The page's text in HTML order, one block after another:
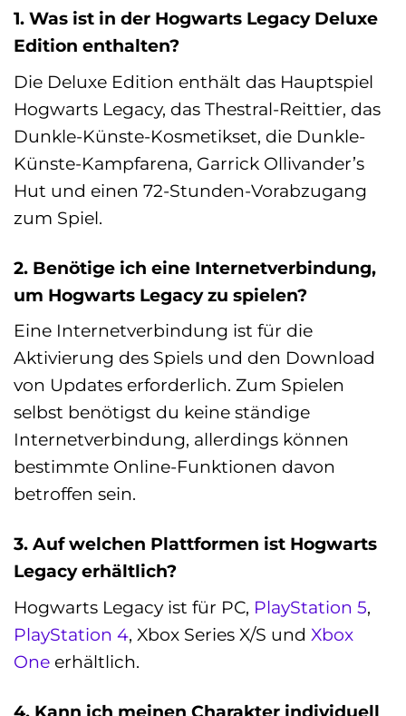
1. Was ist in der Hogwarts Legacy Deluxe
Edition enthalten?
Die Deluxe Edition enthält das Hauptspiel
Hogwarts Legacy, das Thestral-Reittier, das
Dunkle-Künste-Kosmetikset, die Dunkle-
Künste-Kampfarena, Garrick Ollivander’s
Hut und einen 72-Stunden-Vorabzugang
zum Spiel.
2. Benötige ich eine Internetverbindung,
um Hogwarts Legacy zu spielen?
Eine Internetverbindung ist für die
Aktivierung des Spiels und den Download
von Updates erforderlich. Zum Spielen
selbst benötigst du keine ständige
Internetverbindung, allerdings können
bestimmte Online-Funktionen davon
betroffen sein.
3. Auf welchen Plattformen ist Hogwarts
Legacy erhältlich?
Hogwarts Legacy ist für PC, PlayStation 5,
PlayStation 4, Xbox Series X/S und Xbox
One erhältlich.
4. Kann ich meinen Charakter individuell